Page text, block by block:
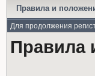
Правила и
Для продолжения
Правила